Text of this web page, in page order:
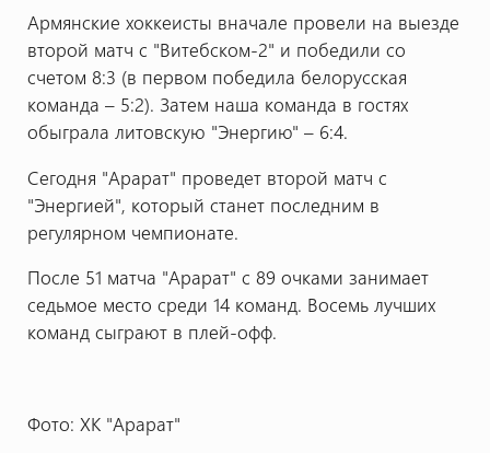
Армянские хоккеисты вначале провели на выезде
второй матч с "Витебском-2" и победили со
счетом 8:3 (в первом победила белорусская
команда – 5:2). Затем наша команда в гостях
обыграла литовскую "Энергию" – 6:4.
Сегодня "Арарат" проведет второй матч с
"Энергией", который станет последним в
регулярном чемпионате.
После 51 матча "Арарат" с 89 очками занимает
седьмое место среди 14 команд. Восемь лучших
команд сыграют в плей-офф.
Фото: ХК "Арарат"